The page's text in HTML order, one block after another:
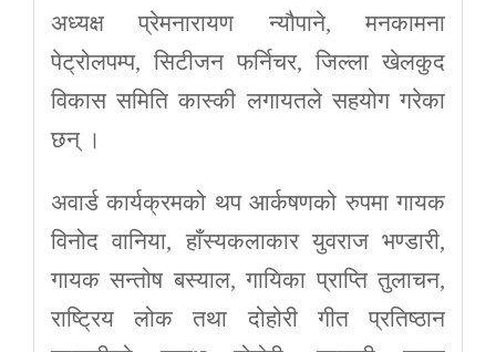
अध्यक्ष प्रेमनारायण न्यौपाने, मनकामना
पेट्रोलपम्प, सिटीजन फर्निचर, जिल्ला खेलकुद
विकास समिति कास्की लगायतले सहयोग गरेका
छन् ।
अवार्ड कार्यक्रमको थप आर्कषणको रुपमा गायक
विनोद वानिया, हाँस्यकलाकार युवराज भण्डारी,
गायक सन्तोष बस्याल, गायिका प्राप्ति तुलाचन,
राष्ट्रिय लोक तथा दोहोरी गीत प्रतिष्ठान